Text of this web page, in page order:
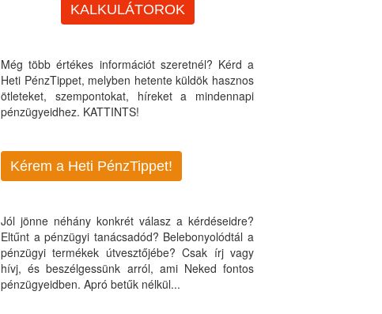
KALKULÁTOROK
Még több értékes információt szeretnél? Kérd a
Heti PénzTippet, melyben hetente küldök hasznos
ötleteket, szempontokat, híreket a mindennapi
pénzügyeidhez. KATTINTS!
Kérem a Heti PénzTippet!
Jól jönne néhány konkrét válasz a kérdéseidre?
Eltűnt a pénzügyi tanácsadód? Belebonyolódtál a
pénzügyi termékek útvesztőjébe? Csak írj vagy
hívj, és beszélgessünk arról, ami Neked fontos
pénzügyeidben. Apró betűk nélkül...